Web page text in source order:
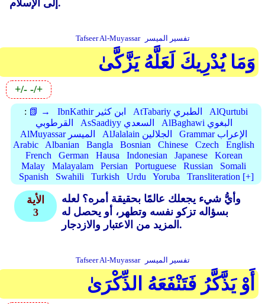
إلى الإسلام.
Tafseer Al-Muyassar تفسير الميسر
وَمَا يُدْرِيكَ لَعَلَّهُ يَزَّكَّىٰ
+/- -/+
: 📗 → IbnKathir ابن كثير AtTabariy الطبري
AlQurtubi
القرطوبي
AsSaadiyy السعدي
AlBaghawi البغوي
AlMuyassar الميسر
AlJalalain الجلالين
Grammar الإعراب
Arabic
Albanian Bangla Bosnian Chinese Czech
English
French
German Hausa Indonesian Japanese
Korean
Malay
Malayalam Persian Portuguese Russian
Somali
Spanish
Swahili Turkish Urdu Yoruba Transliteration [+]
الأية
3
وأيُّ شيء يجعلك عالمًا بحقيقة أمره؟ لعله
بسؤاله تزكو نفسه وتطهر، أو يحصل له
المزيد من الاعتبار والازدجار.
Tafseer Al-Muyassar تفسير الميسر
أَوْ يَذَّكَّرُ فَتَنْفَعَهُ الذِّكْرَىٰ